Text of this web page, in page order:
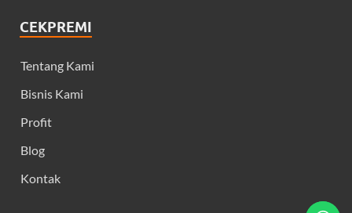
CEKPREMI
Tentang Kami
Bisnis Kami
Profit
Blog
Kontak